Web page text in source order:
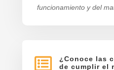
funcionamiento y del

¿Conoce las
de cumplir el